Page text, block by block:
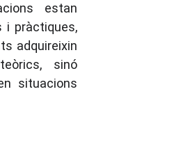
estan
i pràctiques,
adquireixin
sinó
situacions